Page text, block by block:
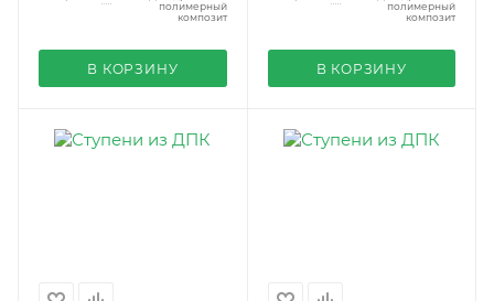
полимерный
композит
В КОРЗИНУ
полимерный
композит
В КОРЗИНУ